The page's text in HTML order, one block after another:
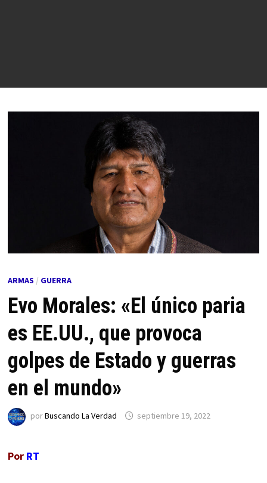
ARMAS / GUERRA
Evo Morales: «El único paria
es EE.UU., que provoca
golpes de Estado y guerras
en el mundo»
porBuscando La Verdad septiembre 19, 2022
Por RT